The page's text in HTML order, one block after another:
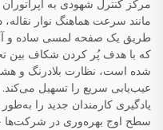
مرکز کنترل شهودی به
مانند سرعت هماهنگ نوار
طریق یک صفحه لمسی ساده و
که با هدف پُر کردن شکاف بین
شده است، نظارت بلادرنگ و
عیب‌یابی سریع را تسهیل می‌کند.
یادگیری کارمندان جدید را
سطح اوج بهره‌وری در شرکت‌ها